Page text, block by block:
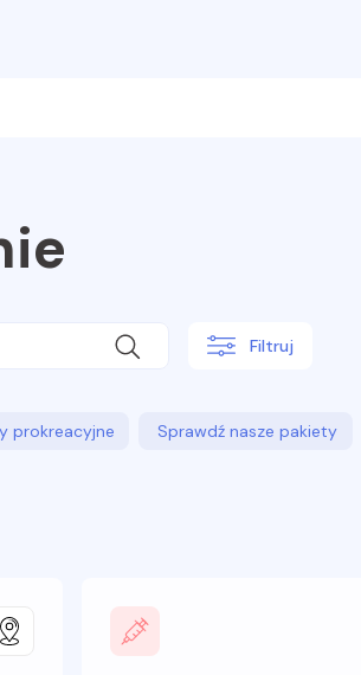
Filtruj
prokreacyjne Sprawdź nasze pakiety